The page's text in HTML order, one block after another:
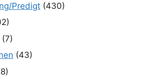
Predigt (430)
(7)
(43)